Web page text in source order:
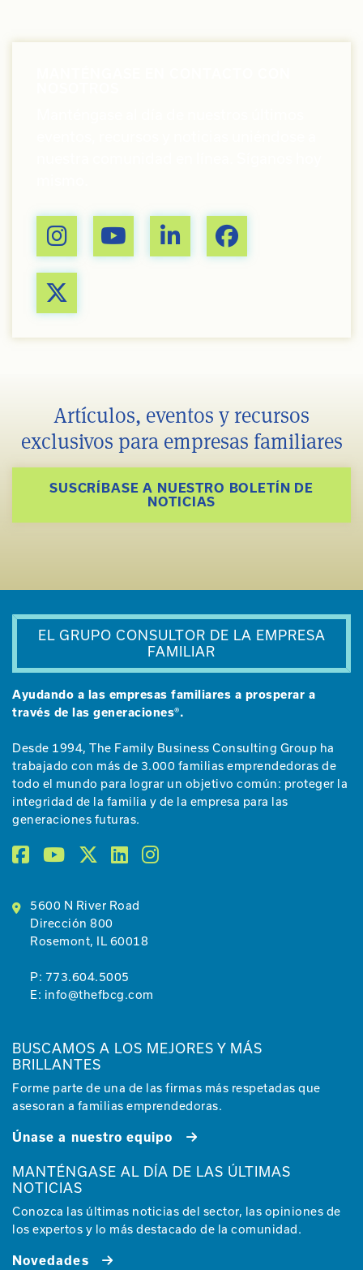
Artículos, eventos y recursos
exclusivos para empresas familiares
SUSCRÍBASE A NUESTRO BOLETÍN DE
NOTICIAS
EL GRUPO CONSULTOR DE LA EMPRESA
FAMILIAR
Ayudando a las empresas familiares a prosperar a
través de las generaciones®.
Desde 1994, The Family Business Consulting Group ha
trabajado con más de 3.000 familias emprendedoras de
todo el mundo para lograr un objetivo común: proteger la
integridad de la familia y de la empresa para las
generaciones futuras.
5600 N River Road
Dirección 800
Rosemont, IL 60018
P: 773.604.5005
E: info@thefbcg.com
BUSCAMOS A LOS MEJORES Y MÁS
BRILLANTES
Forme parte de una de las firmas más respetadas que
asesoran a familias emprendedoras.
Únase a nuestro equipo
MANTÉNGASE AL DÍA DE LAS ÚLTIMAS
NOTICIAS
Conozca las últimas noticias del sector, las opiniones de
los expertos y lo más destacado de la comunidad.
Novedades